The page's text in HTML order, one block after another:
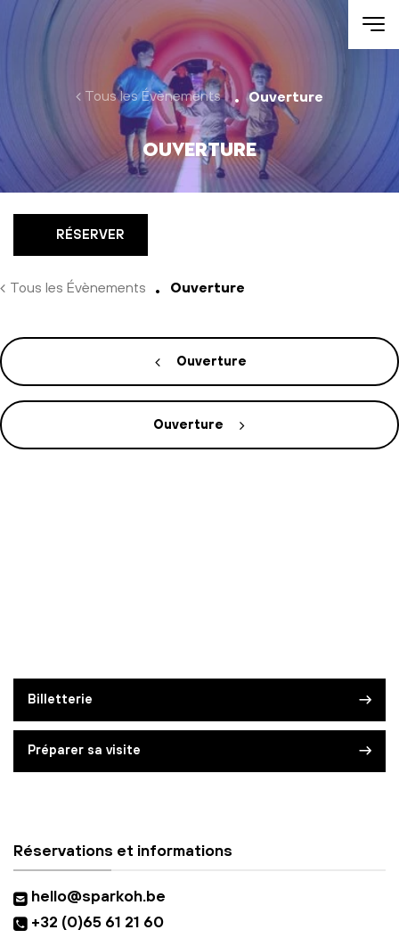
Aller au contenu
Tous les Évènements Ouverture
Ouverture
RÉSERVER
Billetterie
Préparer sa visite
Tous les Évènements Ouverture
Ouverture
Ouverture
Réservations et informations
hello@sparkoh.be
+32 (0)65 61 21 60